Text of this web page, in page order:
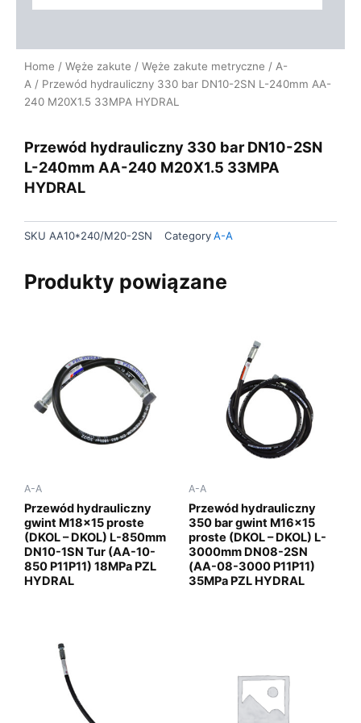
Home / Węże zakute / Węże zakute metryczne / A-
A / Przewód hydrauliczny 330 bar DN10-2SN L-240mm AA-
240 M20X1.5 33MPA HYDRAL
Przewód hydrauliczny 330 bar DN10-2SN
L-240mm AA-240 M20X1.5 33MPA
HYDRAL
SKU AA10*240/M20-2SN CategoryA-A
Produkty powiązane
A-A
Przewód hydrauliczny
gwint M18x15 proste
(DKOL – DKOL) L-850mm
DN10-1SN Tur (AA-10-
850 P11P11) 18MPa PZL
HYDRAL
A-A
Przewód hydrauliczny
350 bar gwint M16x15
proste (DKOL – DKOL) L-
3000mm DN08-2SN
(AA-08-3000 P11P11)
35MPa PZL HYDRAL